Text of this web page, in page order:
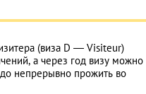
(виза D — Visiteur)
а через год визу можно
непрерывно прожить во